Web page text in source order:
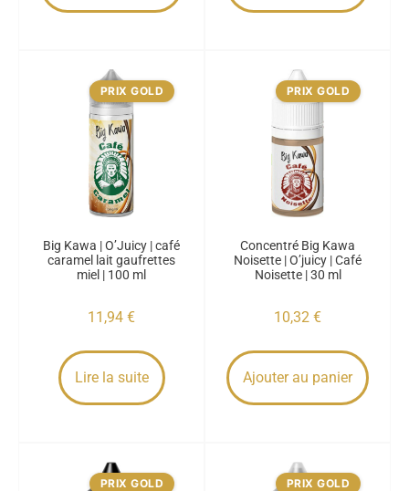
PRIX GOLD
Big Kawa | O’Juicy | café
caramel lait gaufrettes
miel | 100 ml
11,94 €
Lire la suite
PRIX GOLD
Concentré Big Kawa
Noisette | O’juicy | Café
Noisette | 30 ml
10,32 €
Ajouter au panier
PRIX GOLD PRIX GOLD